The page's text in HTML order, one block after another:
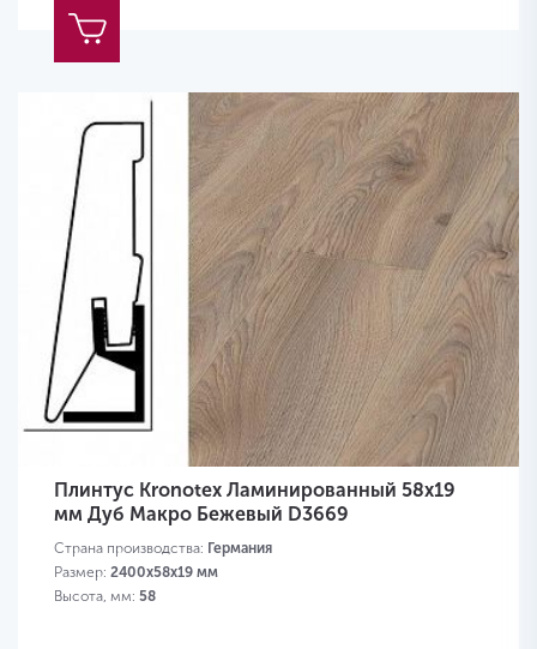
Плинтус Kronotex Ламинированный 58х19
мм Дуб Макро Бежевый D3669
Страна производства: Германия
Размер: 2400х58х19 мм
Высота, мм: 58